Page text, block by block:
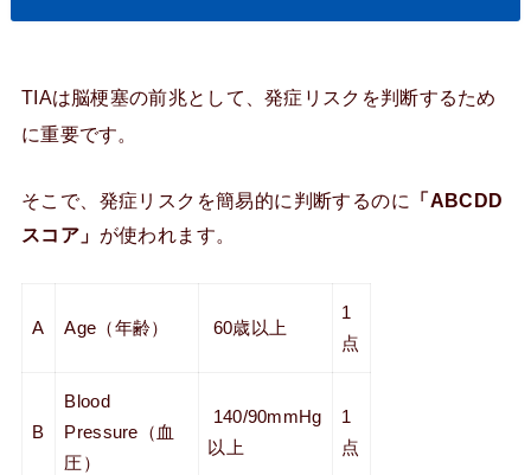
TIAは脳梗塞の前兆として、発症リスクを判断するため
に重要です。
そこで、発症リスクを簡易的に判断するのに
「ABCDD
スコア」 が使われます。
A Age（年齢） 60歳以上
1
点
B
Blood
Pressure（血
圧）
140/90mmHg
以上
1
点